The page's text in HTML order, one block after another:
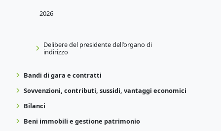
2026
Delibere del presidente dell’organo di
indirizzo
Bandi di gara e contratti
Sovvenzioni, contributi, sussidi, vantaggi economici
Bilanci
Beni immobili e gestione patrimonio